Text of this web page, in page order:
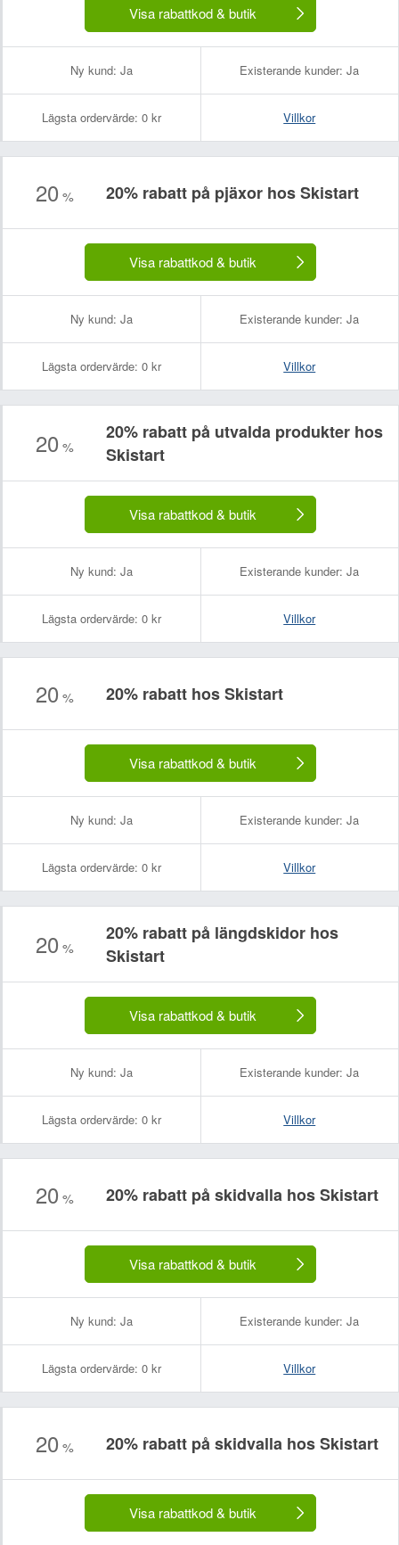
Visa rabattkod & butik
Ny kund: Ja Existerande kunder: Ja
Lägsta ordervärde: 0 kr Villkor
20 % 20% rabatt på pjäxor hos Skistart
Visa rabattkod & butik
Ny kund: Ja Existerande kunder: Ja
Lägsta ordervärde: 0 kr Villkor
20 %
20% rabatt på utvalda produkter hos
Skistart
Visa rabattkod & butik
Ny kund: Ja Existerande kunder: Ja
Lägsta ordervärde: 0 kr Villkor
20 % 20% rabatt hos Skistart
Visa rabattkod & butik
Ny kund: Ja Existerande kunder: Ja
Lägsta ordervärde: 0 kr Villkor
20 %
20% rabatt på längdskidor hos
Skistart
Visa rabattkod & butik
Ny kund: Ja Existerande kunder: Ja
Lägsta ordervärde: 0 kr Villkor
20 % 20% rabatt på skidvalla hos Skistart
Visa rabattkod & butik
Ny kund: Ja Existerande kunder: Ja
Lägsta ordervärde: 0 kr Villkor
20 % 20% rabatt på skidvalla hos Skistart
Visa rabattkod & butik
Din e-postadress (kommer inte att visas):